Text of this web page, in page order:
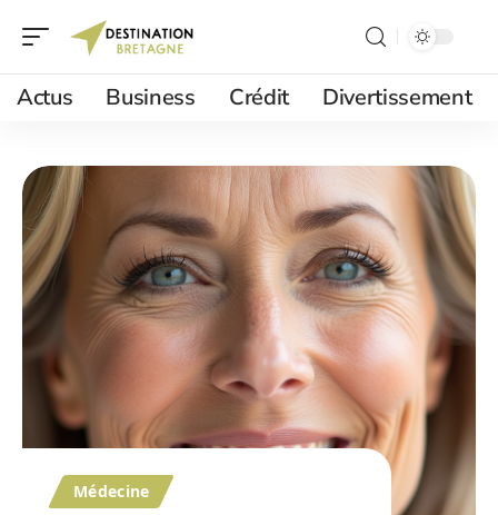
Actus Business Crédit Divertissement
Médecine